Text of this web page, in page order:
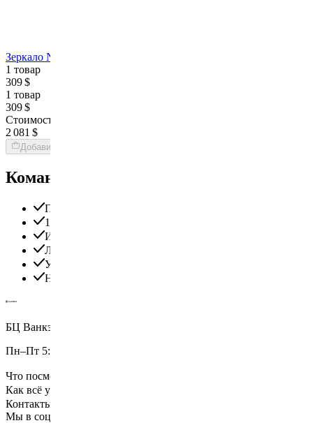
Зеркало Novira
1 товар
309 $
1 товар
309 $
Стоимость интерьера:
2 081 $
Добавить товары в заказ
Команда Globus гарантирует
Проверенные экспертами поставщики
100% материальная ответственность
Исключительная поддержка
Лучшие цены на рынке
Уверенность в качестве продукции
Надежная доставка по всему миру
БЦ Ванкэ, Фошань, Гуандун, Китай
Пн–Пт 5:00–14:00 (Мск)
Что посмотреть
Как всё устроено
Контакты
Мы в социальных сетях